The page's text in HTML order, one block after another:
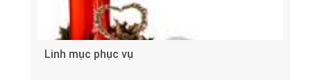
Linh mục phục vụ